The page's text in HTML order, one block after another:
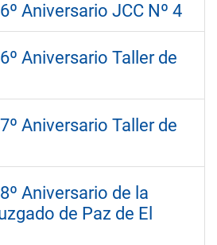
Aniversario JCC Nº 4
Aniversario Taller de
Aniversario Taller de
Aniversario de la
de Paz de El